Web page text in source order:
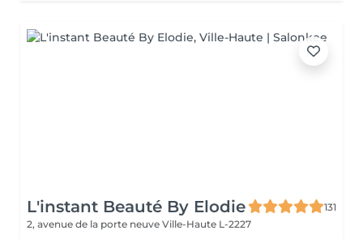
L'instant Beauté By Elodie
131
2, avenue de la porte neuve Ville-Haute L-2227